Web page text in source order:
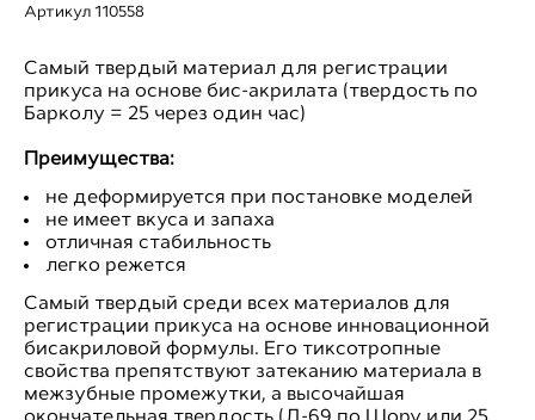
Артикул 110558
Cамый твердый материал для регистрации
прикуса на основе бис-акрилата (твердость по
Барколу = 25 через один час)
Преимущества:
не деформируется при постановке моделей
не имеет вкуса и запаха
отличная стабильность
легко режется
Самый твердый среди всех материалов для
регистрации прикуса на основе инновационной
бисакриловой формулы. Его тиксотропные
свойства препятствуют затеканию материала в
межзубные промежутки, а высочайшая